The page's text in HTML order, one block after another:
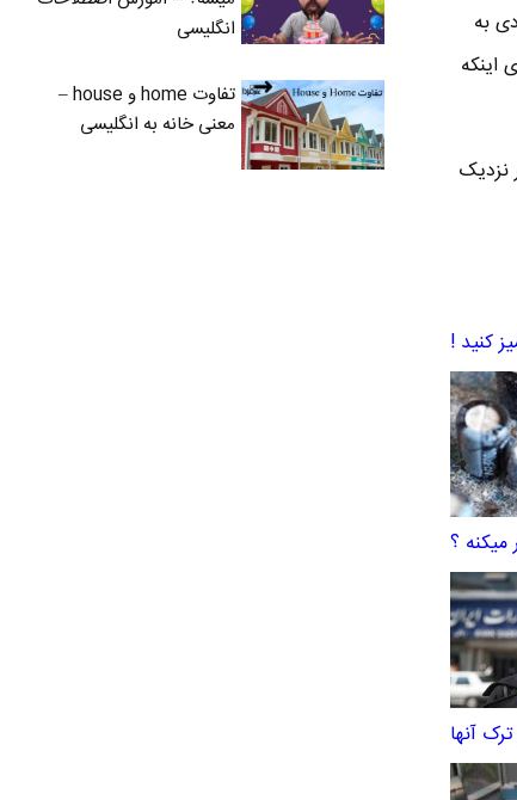
به
نزدیک
کنید !
؟
انگلیسی
تفاوت home و house –
معنی خانه به انگلیسی